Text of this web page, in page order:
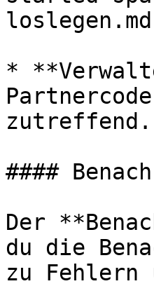
*
zutreffend.
####
Der
du die
zu